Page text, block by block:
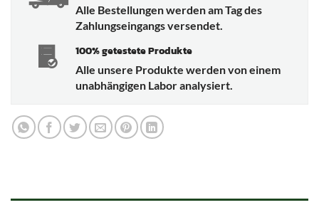
Alle Bestellungen werden am Tag des
Zahlungseingangs versendet.
100% getestete Produkte
Alle unsere Produkte werden von einem
unabhängigen Labor analysiert.